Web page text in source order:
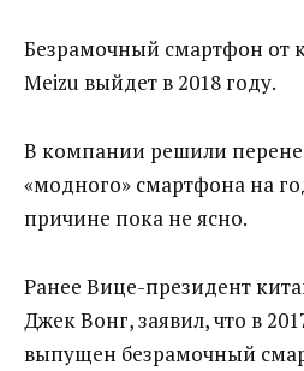
Безрамочный смартфон от
Meizu выйдет в 2018 году.
В компании решили
«модного» смартфона на
причине пока не ясно.
Ранее Вице-президент
Джек Вонг, заявил, что в
выпущен безрамочный